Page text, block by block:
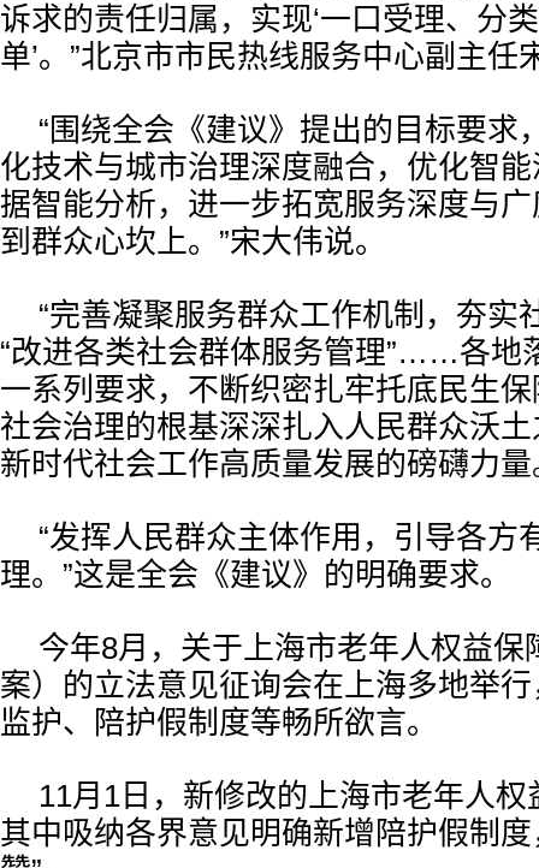
诉求的责任归属，实现‘一口受理、分
单’。”北京市市民热线服务中心副主任
“围绕全会《建议》提出的目标要求
化技术与城市治理深度融合，优化智
据智能分析，进一步拓宽服务深度与
到群众心坎上。”宋大伟说。
“完善凝聚服务群众工作机制，夯实
“改进各类社会群体服务管理”……各地
一系列要求，不断织密扎牢托底民生
社会治理的根基深深扎入人民群众沃
新时代社会工作高质量发展的磅礴力量
“发挥人民群众主体作用，引导各方
理。”这是全会《建议》的明确要求。
今年8月，关于上海市老年人权益保
案）的立法意见征询会在上海多地举
监护、陪护假制度等畅所欲言。
11月1日，新修改的上海市老年人
其中吸纳各界意见明确新增陪护假制度